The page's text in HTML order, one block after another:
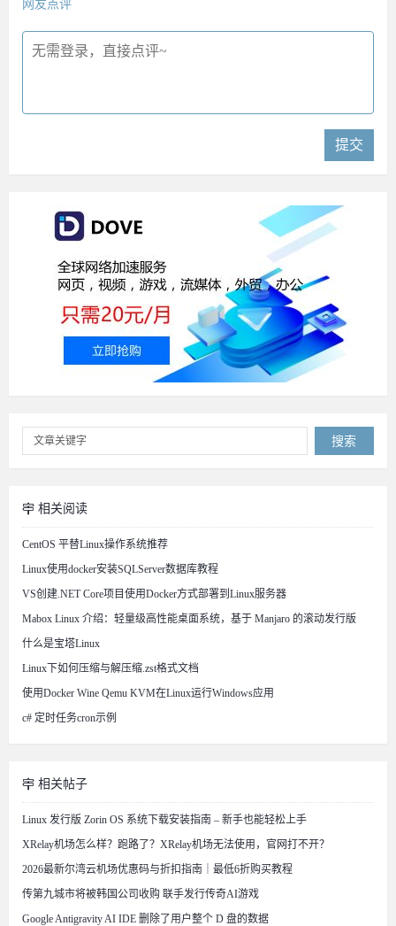
网友点评
提交
搜索
相关阅读
CentOS 平替Linux操作系统推荐
Linux使用docker安装SQLServer数据库教程
VS创建.NET Core项目使用Docker方式部署到Linux服务器
Mabox Linux 介绍：轻量级高性能桌面系统，基于 Manjaro 的滚动发行版
什么是宝塔Linux
Linux下如何压缩与解压缩.zst格式文档
使用Docker Wine Qemu KVM在Linux运行Windows应用
c# 定时任务cron示例
相关帖子
Linux 发行版 Zorin OS 系统下载安装指南 – 新手也能轻松上手
XRelay机场怎么样？跑路了？XRelay机场无法使用，官网打不开？
2026最新尔湾云机场优惠码与折扣指南｜最低6折购买教程
传第九城市将被韩国公司收购 联手发行传奇AI游戏
Google Antigravity AI IDE 删除了用户整个 D 盘的数据